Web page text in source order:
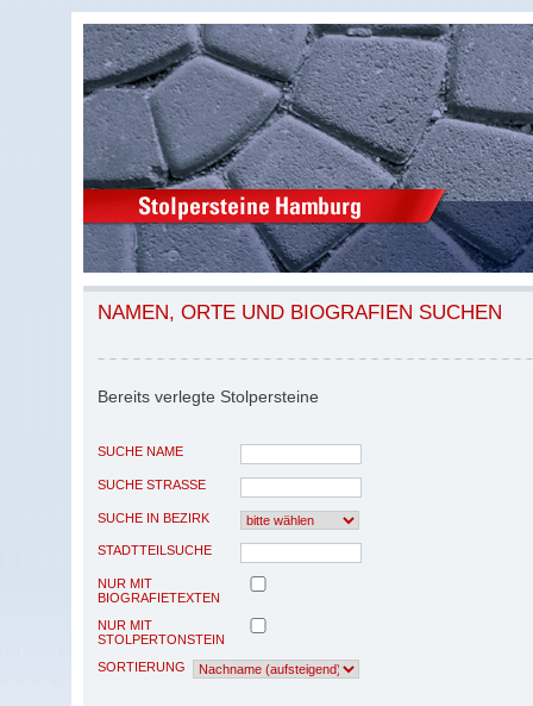
NAMEN, ORTE UND BIOGRAFIEN SUCHEN
Bereits verlegte Stolpersteine
SUCHE NAME
SUCHE STRASSE
SUCHE IN BEZIRK
STADTTEILSUCHE
NUR MIT
BIOGRAFIETEXTEN
NUR MIT
STOLPERTONSTEIN
SORTIERUNG